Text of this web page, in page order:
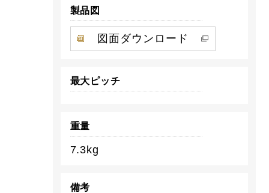
製品図
図面ダウンロード
最大ピッチ
重量
7.3kg
備考